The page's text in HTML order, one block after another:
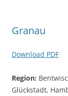
Granau
Download PDF
Region:
Glückstadt,